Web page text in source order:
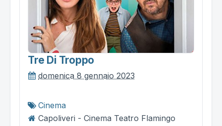
Tre Di Troppo
domenica 8 gennaio 2023
Cinema
Capoliveri - Cinema Teatro Flamingo